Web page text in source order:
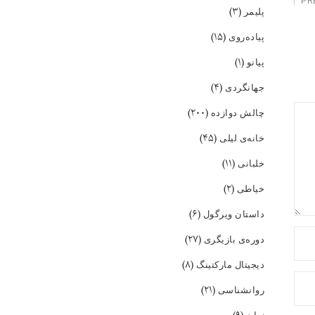
پلیمر(۳)
پیاده‌روی (۱۵)
پیانو(۱)
جهانگردی (۴)
چالش دوازده (۲۰۰)
خانه‌ی لیلی (۴۵)
خلبانی (۱۱)
خیاطی (۲)
داستان ویرگول (۶)
دوره‌ی بازیگری (۲۷)
دیجیتال مارکتینگ (۸)
روانشناسی (۲۱)